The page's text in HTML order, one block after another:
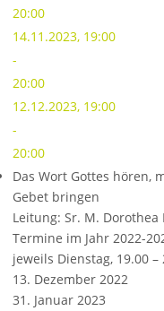
20:00
14.11.2023, 19:00
-
20:00
12.12.2023, 19:00
-
20:00
Das Wort Gottes hören,
Gebet bringen
Leitung: Sr. M. Dorothea
Termine im Jahr 2022-
jeweils Dienstag, 19.00 –
13. Dezember 2022
31. Januar 2023